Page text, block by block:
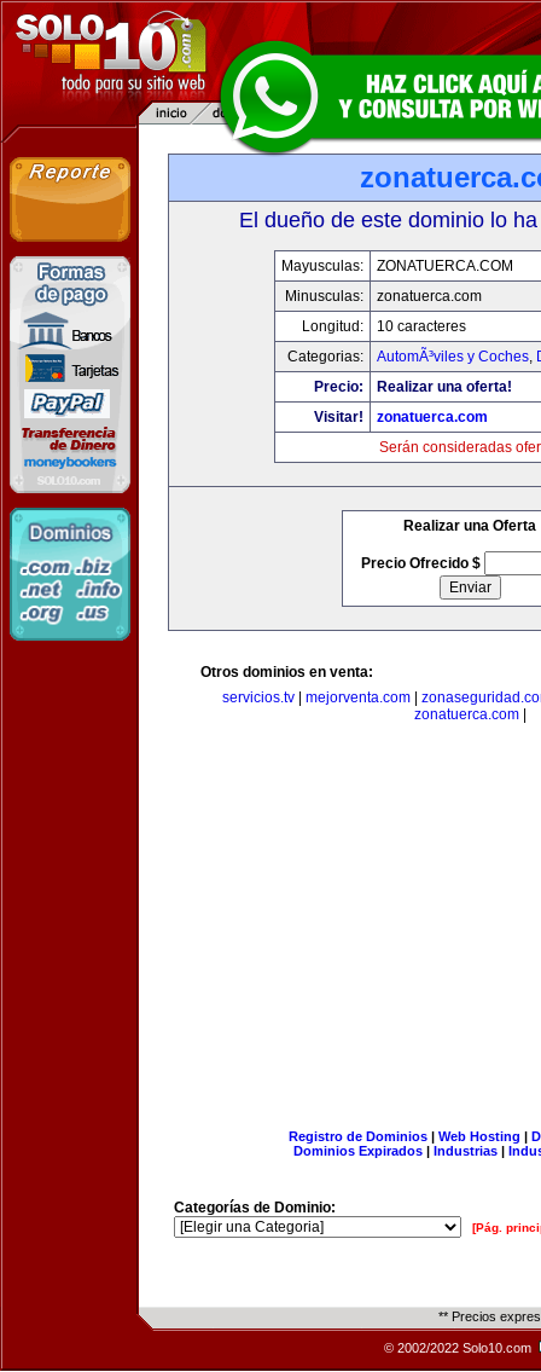
El dueño de este dominio lo
Mayusculas:
ZONATUERCA.COM
Minusculas:
zonatuerca.com
Longitud:
10 caracteres
Categorias:
AutomÃ³viles y Coches,
Precio:
Realizar una oferta!
Visitar!
zonatuerca.com
Serán consideradas
Realizar una Oferta
Precio Ofrecido $
Otros dominios en venta:
servicios.tv| mejorventa.com|
zonatuerca.com|
Registro de Dominios| Web Hosting |
Dominios Expirados | Industrias |
Categorías de Dominio:
[Pág.
** Precios
© 2002/2022 Solo10.com